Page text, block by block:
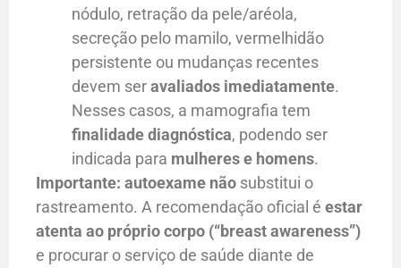
nódulo, retração da pele/aréola,
secreção pelo mamilo, vermelhidão
persistente ou mudanças recentes
devem seravaliados imediatamente.
Nesses casos, a mamografia tem
finalidade diagnóstica, podendo ser
indicada para mulheres e homens.
Importante: autoexame não substitui o
rastreamento. A recomendação oficial é estar
atenta ao próprio corpo (“breast awareness”)
e procurar o serviço de saúde diante de